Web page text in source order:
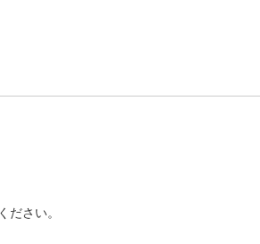
ださい。